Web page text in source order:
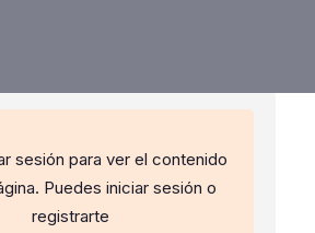
sesión para ver el contenido
Puedes iniciar sesión o
registrarte